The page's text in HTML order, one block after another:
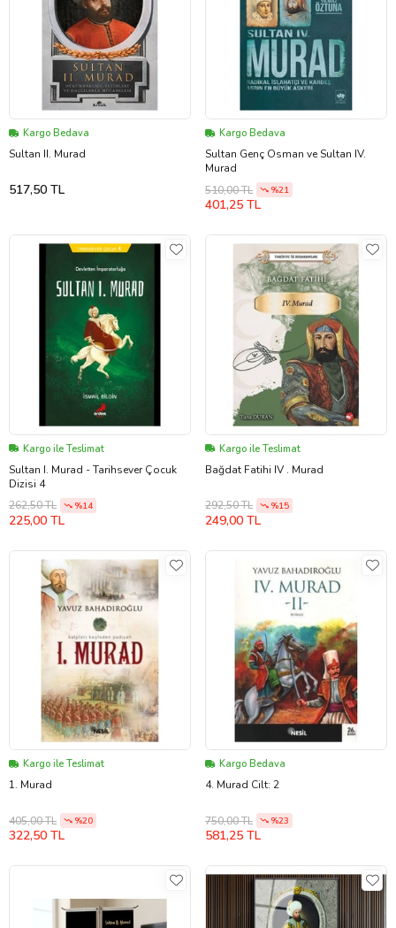
Kargo Bedava
Sultan II. Murad
517,50 TL
Kargo Bedava
Sultan Genç Osman ve Sultan IV.
Murad
510,00 TL
%21
401,25 TL
Kargo ile Teslimat
Sultan I. Murad - Tarihsever Çocuk
Dizisi 4
262,50 TL
%14
225,00 TL
Kargo ile Teslimat
Bağdat Fatihi IV . Murad
292,50 TL %15
249,00 TL
Kargo ile Teslimat
1. Murad
405,00 TL %20
322,50 TL
Kargo Bedava
4. Murad Cilt: 2
750,00 TL %23
581,25 TL